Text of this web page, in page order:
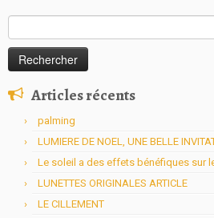
Articles récents
palming
LUMIERE DE NOEL, UNE BELLE
Le soleil a des effets bénéfiques sur
LUNETTES ORIGINALES ARTICLE
LE CILLEMENT